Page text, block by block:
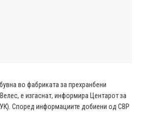
во фабриката за прехранбени
е изгаснат, информира Центарот за
Според информациите добиени од СВР